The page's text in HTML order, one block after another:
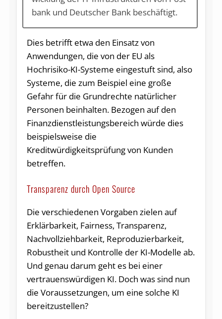
bank und Deut­scher Bank beschäftigt.
Dies betrifft etwa den Einsatz von
Anwendungen, die von der EU als
Hochrisiko-KI-Systeme eingestuft sind, also
Systeme, die zum Beispiel eine große
Gefahr für die Grundrechte natürlicher
Personen beinhalten. Bezogen auf den
Finanzdienstleistungsbereich würde dies
beispielsweise die
Kreditwürdigkeitsprüfung von Kunden
betreffen.
Transparenz durch Open Source
Die verschiedenen Vorgaben zielen auf
Erklärbarkeit, Fairness, Transparenz,
Nachvollziehbarkeit, Reproduzierbarkeit,
Robustheit und Kontrolle der KI-Modelle ab.
Und genau darum geht es bei einer
vertrauenswürdigen KI. Doch was sind nun
die Voraussetzungen, um eine solche KI
bereitzustellen?